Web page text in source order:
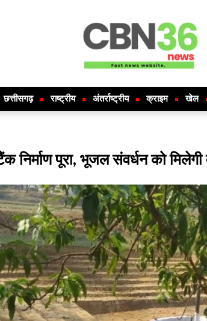
छत्तीसगढ़ राष्ट्रीय अंतर्राष्ट्रीय क्राइम खेल
पूरा, भूजल संवर्धन को मिलेगी